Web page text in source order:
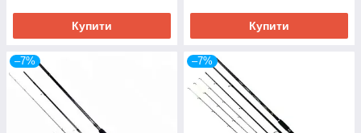
Купити Купити
–7% –7%